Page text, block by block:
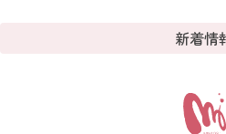
新着情